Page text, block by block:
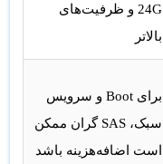
24G و ظرفیت‌های
بالاتر
برای Boot و سرویس
سبک، SAS گران ممکن
است اضافه‌هزینه باشد